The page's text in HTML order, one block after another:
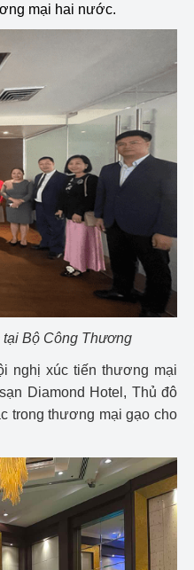
mại hai nước.
Bộ Công Thương
nghị xúc tiến thương mại
Diamond Hotel, Thủ đô
trong thương mại gạo cho